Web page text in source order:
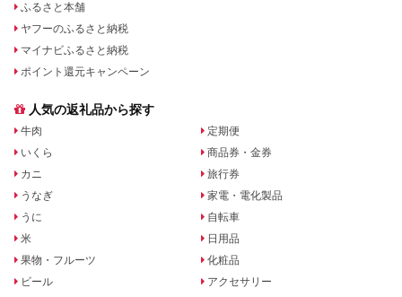
ふるさと本舗
ヤフーのふるさと納税
マイナビふるさと納税
ポイント還元キャンペーン
人気の返礼品から探す
牛肉
いくら
カニ
うなぎ
うに
米
果物・フルーツ
ビール
定期便
商品券・金券
旅行券
家電・電化製品
自転車
日用品
化粧品
アクセサリー